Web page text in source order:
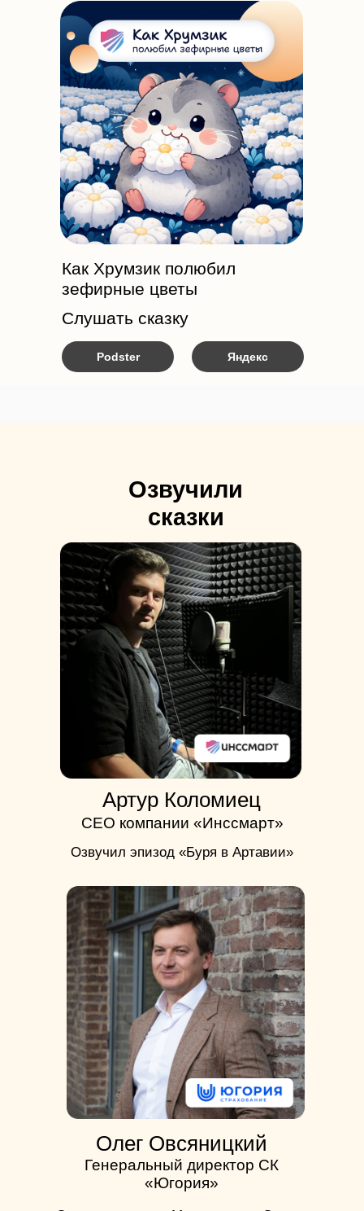
Podster Яндекс
Слушать сказку
Как Хрумзик полюбил
зефирные цветы
Озвучили
сказки
Озвучил эпизод «Буря в Артавии»
Артур Коломиец
Генеральный директор СК
«Югория»
СЕО компании «Инссмарт»
Олег Овсяницкий